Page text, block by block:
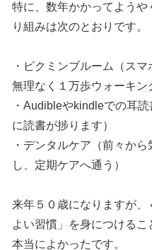
特に、数年かかってよう
り組みは次のとおりです。
・ピクミンブルーム（ス
無理なく１万歩ウォーキン
・Audibleやkindleでの耳
に読書が捗ります）
・デンタルケア（前々か
し、定期ケアへ通う）
来年５０歳になりますが
よい習慣」を身につけるこ
本当によかったです。